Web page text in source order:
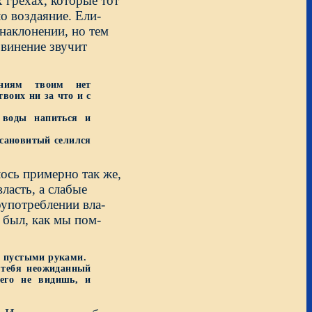
воздаяние. Ели-
но тем
звучит
твоим нет
ни за что и с
напиться и
селился
примерно так же,
а слабые
вла-
был, как мы пом-
пустыми руками.
неожиданный
не видишь, и